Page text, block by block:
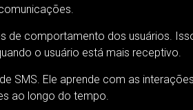
de comportamento dos usuários.
o usuário está mais receptivo.
SMS. Ele aprende com as
ao longo do tempo.